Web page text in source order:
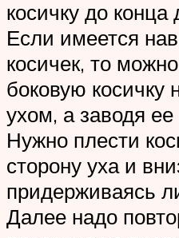
косичку до
Если имеется
косичек, то
боковую косичку
ухом, а заводя ее
Нужно плести
сторону уха и
придерживаясь
Далее надо